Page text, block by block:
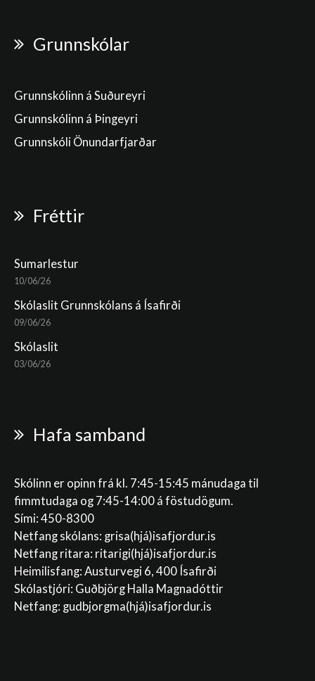
Grunnskólar
Grunnskólinn á Suðureyri
Grunnskólinn á Þingeyri
Grunnskóli Önundarfjarðar
Fréttir
Sumarlestur
10/06/26
Skólaslit Grunnskólans á Ísafirði
09/06/26
Skólaslit
03/06/26
Hafa samband
Skólinn er opinn frá kl. 7:45-15:45 mánudaga til
fimmtudaga og 7:45-14:00 á föstudögum.
Sími: 450-8300
Netfang skólans: grisa(hjá)isafjordur.is
Netfang ritara: ritarigi(hjá)isafjordur.is
Heimilisfang: Austurvegi 6, 400 Ísafirði
Skólastjóri: Guðbjörg Halla Magnadóttir
Netfang: gudbjorgma(hjá)isafjordur.is